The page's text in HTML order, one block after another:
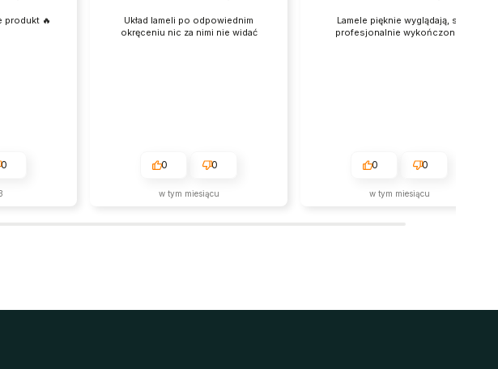
produkt 🔥
0
Układ lameli po odpowiednim
okręceniu nic za nimi nie widać
0 0
w tym miesiącu
Lamele pięknie wyglądają, są
profesjonalnie wykończone.
0 0
w tym miesiącu